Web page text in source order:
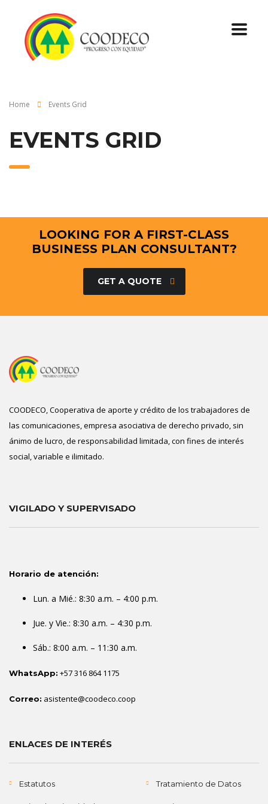
Home Events Grid
EVENTS GRID
LOOKING FOR A FIRST-CLASS
BUSINESS PLAN CONSULTANT?
GET A QUOTE
COODECO, Cooperativa de aporte y crédito de los trabajadores de
las comunicaciones, empresa asociativa de derecho privado, sin
ánimo de lucro, de responsabilidad limitada, con fines de interés
social, variable e ilimitado.
VIGILADO Y SUPERVISADO
Horario de atención:
Lun. a Mié.: 8:30 a.m. – 4:00 p.m.
Jue. y Vie.: 8:30 a.m. – 4:30 p.m.
Sáb.: 8:00 a.m. – 11:30 a.m.
WhatsApp: +57 316 864 1175
Correo: asistente@coodeco.coop
ENLACES DE INTERÉS
Estatutos Tratamiento de Datos